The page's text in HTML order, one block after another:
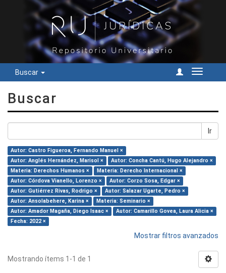
Buscar
Cambiar
Buscar
Ir
Autor: Castro Figueroa, Fernando Manuel ×
Autor: Anglés Hernández, Marisol ×
Autor: Concha Cantú, Hugo Alejandro ×
Materia: Derechos Humanos ×
Materia: Derecho Internacional ×
Autor: Córdova Vianello, Lorenzo ×
Autor: Corzo Sosa, Edgar ×
Autor: Gutiérrez Rivas, Rodrigo ×
Autor: Salazar Ugarte, Pedro ×
Autor: Ansolabehere, Karina ×
Materia: Seminario ×
Autor: Amador Magaña, Diego Isaac ×
Autor: Camarillo Govea, Laura Alicia ×
Fecha: 2022 ×
Mostrar filtros avanzados
Mostrando ítems 1-1 de 1